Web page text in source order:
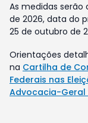
As medidas
de 2026, data do
25 de outubro de
Orientações
na Cartilha de
Federais nas
Advocacia-Geral